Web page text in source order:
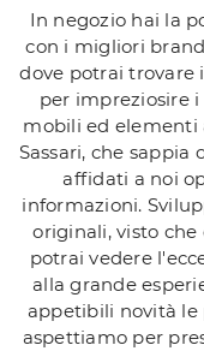
In negozio hai la
con i migliori
dove potrai trovare
per impreziosire
mobili ed elementi
Sassari, che
affidati a noi
informazioni.
originali, visto che
potrai vedere
alla grande
appetibili novità le
aspettiamo per